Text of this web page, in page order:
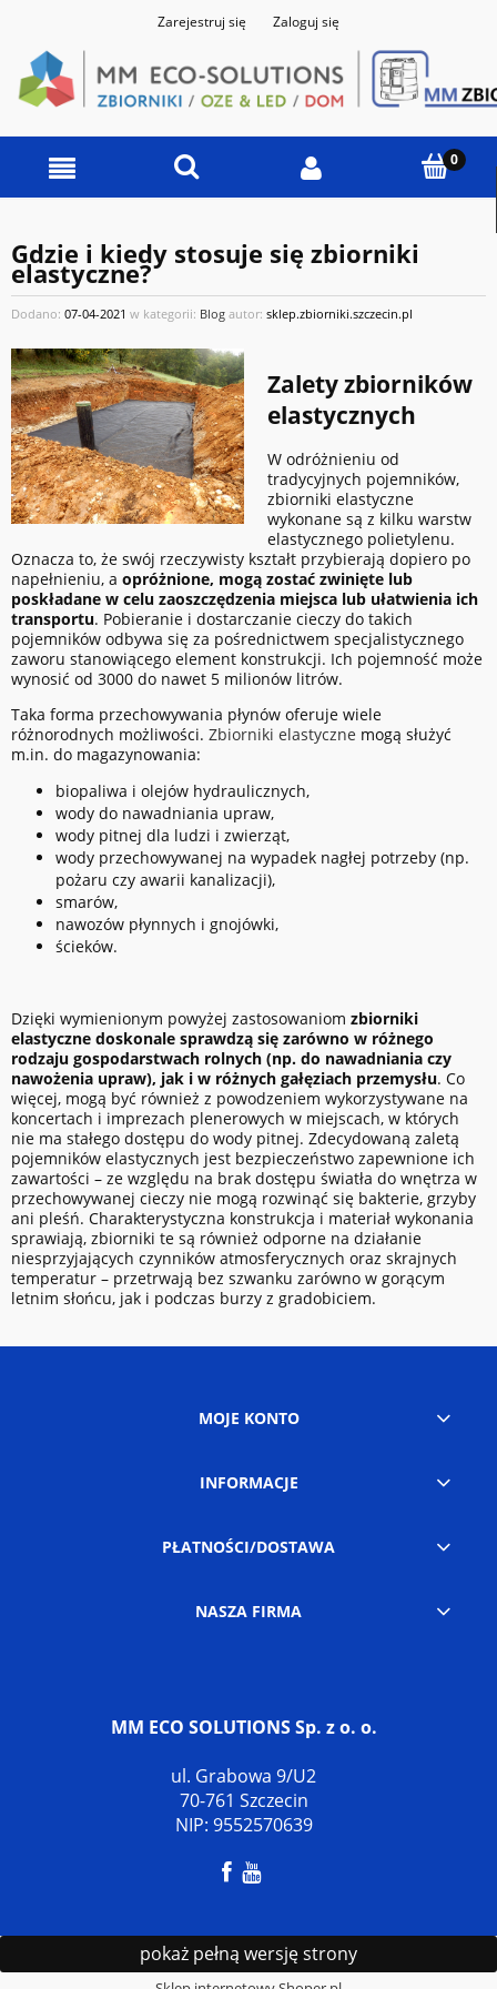
Zarejestruj się Zaloguj się
Gdzie i kiedy stosuje się zbiorniki
elastyczne?
Dodano: 07-04-2021 w kategorii: Blog autor: sklep.zbiorniki.szczecin.pl
Zalety zbiorników
elastycznych
W odróżnieniu od
tradycyjnych pojemników,
zbiorniki elastyczne
wykonane są z kilku warstw
elastycznego polietylenu.
Oznacza to, że swój rzeczywisty kształt przybierają dopiero po
napełnieniu, a opróżnione, mogą zostać zwinięte lub
poskładane w celu zaoszczędzenia miejsca lub ułatwienia ich
transportu. Pobieranie i dostarczanie cieczy do takich
pojemników odbywa się za pośrednictwem specjalistycznego
zaworu stanowiącego element konstrukcji. Ich pojemność może
wynosić od 3000 do nawet 5 milionów litrów.
Taka forma przechowywania płynów oferuje wiele
różnorodnych możliwości. Zbiorniki elastyczne mogą służyć
m.in. do magazynowania:
biopaliwa i olejów hydraulicznych,
wody do nawadniania upraw,
wody pitnej dla ludzi i zwierząt,
wody przechowywanej na wypadek nagłej potrzeby (np.
pożaru czy awarii kanalizacji),
smarów,
nawozów płynnych i gnojówki,
ścieków.
Dzięki wymienionym powyżej zastosowaniom zbiorniki
elastyczne doskonale sprawdzą się zarówno w różnego
rodzaju gospodarstwach rolnych (np. do nawadniania czy
nawożenia upraw), jak i w różnych gałęziach przemysłu. Co
więcej, mogą być również z powodzeniem wykorzystywane na
koncertach i imprezach plenerowych w miejscach, w których
nie ma stałego dostępu do wody pitnej. Zdecydowaną zaletą
pojemników elastycznych jest bezpieczeństwo zapewnione ich
zawartości – ze względu na brak dostępu światła do wnętrza w
przechowywanej cieczy nie mogą rozwinąć się bakterie, grzyby
ani pleśń. Charakterystyczna konstrukcja i materiał wykonania
sprawiają, zbiorniki te są również odporne na działanie
niesprzyjających czynników atmosferycznych oraz skrajnych
temperatur – przetrwają bez szwanku zarówno w gorącym
letnim słońcu, jak i podczas burzy z gradobiciem.
MOJE KONTO
INFORMACJE
PŁATNOŚCI/DOSTAWA
NASZA FIRMA
MM ECO SOLUTIONS Sp. z o. o.
ul. Grabowa 9/U2
70-761 Szczecin
NIP: 9552570639
pokaż pełną wersję strony